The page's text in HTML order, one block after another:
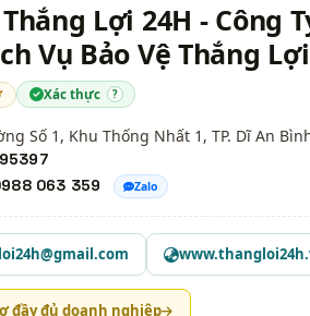
Lợi 24H - Công
Vụ Bảo Vệ Thắng
Xác thực ?
Số 1, Khu Thống Nhất 1, TP. Dĩ An
063 359 Zalo
đầy đủ doanh nghiệp